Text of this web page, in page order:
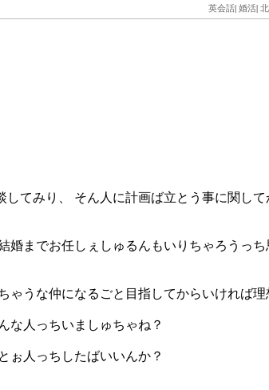
英会話| 婚活|
てみり、 そん人に計画ば立とう事に関し
までお任しぇしゅるんもいりちゃろうっ
うな仲になるごと目指してからいければ理
な人っちいましゅちゃね？
ぉ人っちしたばいいんか？